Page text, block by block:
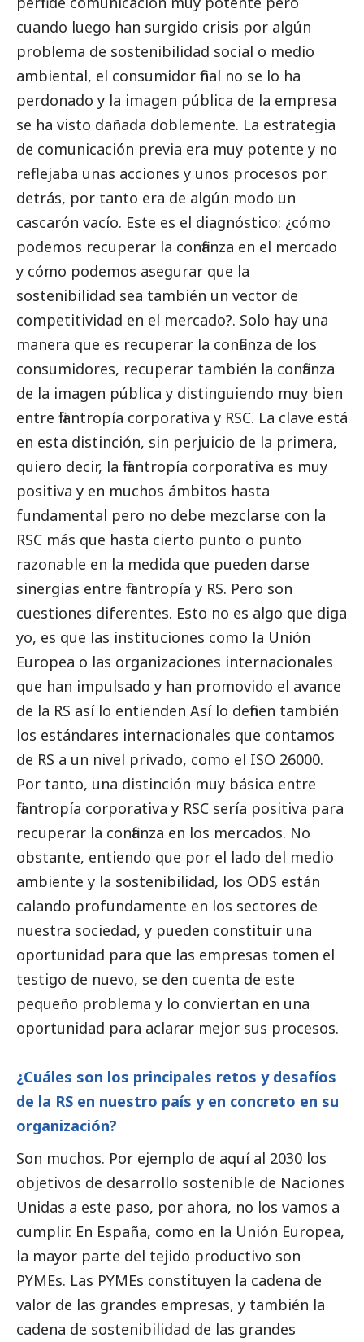
cuando luego han surgido crisis por algún
problema de sostenibilidad social o medio
ambiental, el consumidor final no se lo ha
perdonado y la imagen pública de la empresa
se ha visto dañada doblemente. La estrategia
de comunicación previa era muy potente y no
reflejaba unas acciones y unos procesos por
detrás, por tanto era de algún modo un
cascarón vacío. Este es el diagnóstico: ¿cómo
podemos recuperar la confianza en el mercado
y cómo podemos asegurar que la
sostenibilidad sea también un vector de
competitividad en el mercado?. Solo hay una
manera que es recuperar la confianza de los
consumidores, recuperar también la confianza
de la imagen pública y distinguiendo muy bien
entre filantropía corporativa y RSC. La clave está
en esta distinción, sin perjuicio de la primera,
quiero decir, la filantropía corporativa es muy
positiva y en muchos ámbitos hasta
fundamental pero no debe mezclarse con la
RSC más que hasta cierto punto o punto
razonable en la medida que pueden darse
sinergias entre filantropía y RS. Pero son
cuestiones diferentes. Esto no es algo que diga
yo, es que las instituciones como la Unión
Europea o las organizaciones internacionales
que han impulsado y han promovido el avance
de la RS así lo entienden Así lo definen también
los estándares internacionales que contamos
de RS a un nivel privado, como el ISO 26000.
Por tanto, una distinción muy básica entre
filantropía corporativa y RSC sería positiva para
recuperar la confianza en los mercados. No
obstante, entiendo que por el lado del medio
ambiente y la sostenibilidad, los ODS están
calando profundamente en los sectores de
nuestra sociedad, y pueden constituir una
oportunidad para que las empresas tomen el
testigo de nuevo, se den cuenta de este
pequeño problema y lo conviertan en una
oportunidad para aclarar mejor sus procesos.
¿Cuáles son los principales retos y desafíos
de la RS en nuestro país y en concreto en su
organización?
Son muchos. Por ejemplo de aquí al 2030 los
objetivos de desarrollo sostenible de Naciones
Unidas a este paso, por ahora, no los vamos a
cumplir. En España, como en la Unión Europea,
la mayor parte del tejido productivo son
PYMEs. Las PYMEs constituyen la cadena de
valor de las grandes empresas, y también la
cadena de sostenibilidad de las grandes